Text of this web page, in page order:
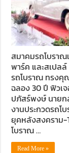
สมาคมรถโบราณ
พาร์ค และสเปล
รถโบราณ ทรง
ฉลอง 30 ปี ฟิวเ
ปภัสร์พงษ์ นายก
งานประกวดรถโ
ยุคหลังสงคราม-
โบราณ …
Read More »